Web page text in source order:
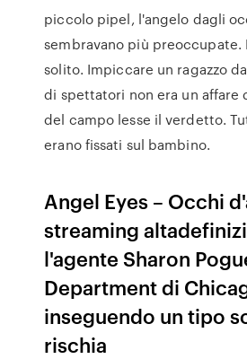
piccolo pipel, l'angelo dagli
sembravano più preoccupate.
solito. Impiccare un ragazzo
di spettatori non era un affare
del campo lesse il verdetto.
erano fissati sul bambino.
Angel Eyes – Occhi
streaming
l'agente Sharon
Department di
inseguendo un tipo
rischia